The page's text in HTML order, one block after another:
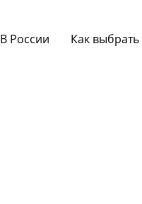
В России Как выбрать